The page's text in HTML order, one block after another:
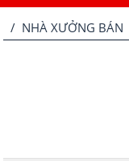
/ NHÀ XƯỞNG BÁN